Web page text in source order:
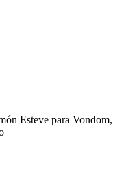
Esteve para Vondom,